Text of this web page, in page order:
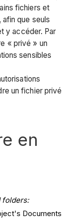
fichiers et
que seuls
y accéder. Par
« privé » un
sensibles
un fichier privé
en
folders:
Documents